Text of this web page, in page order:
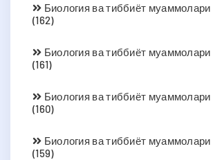
Биология ва тиббиёт
(162)
Биология ва тиббиёт
(161)
Биология ва тиббиёт
(160)
Биология ва тиббиёт
(159)